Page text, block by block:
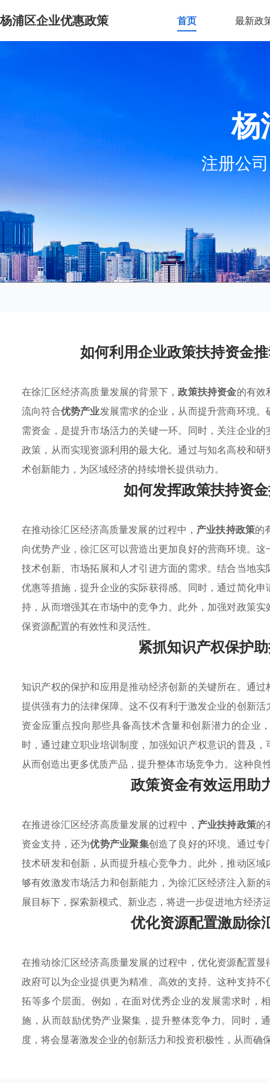
杨浦区企业优惠政策 首页 最新政
杨
注册公
如何利用企业政策扶持资金
在徐汇区经济高质量发展的背景下，政策扶持资金的有效
流向符合优势产业发展需求的企业，从而提升营商环境
需资金，是提升市场活力的关键一环。同时，关注企业
政策，从而实现资源利用的最大化。通过与知名高校和
术创新能力，为区域经济的持续增长提供动力。
如何发挥政策扶持资
在推动徐汇区经济高质量发展的过程中， 产业扶持政策的
向优势产业，徐汇区可以营造出更加良好的营商环境。
技术创新、市场拓展和人才引进方面的需求。结合当地
优惠等措施，提升企业的实际获得感。同时，通过简化
持，从而增强其在市场中的竞争力。此外，加强对政策
保资源配置的有效性和灵活性。
紧抓知识产权保护
知识产权的保护和应用是推动经济创新的关键所在。通
提供强有力的法律保障。这不仅有利于激发企业的创新
资金应重点投向那些具备高技术含量和创新潜力的企业
时，通过建立职业培训制度，加强知识产权意识的普及
从而创造出更多优质产品，提升整体市场竞争力。这种
政策资金有效运用助
在推进徐汇区经济高质量发展的过程中， 产业扶持政策的
资金支持，还为优势产业聚集创造了良好的环境。通过
技术研发和创新，从而提升核心竞争力。此外，推动区
够有效激发市场活力和创新能力，为徐汇区经济注入新
展目标下，探索新模式、新业态，将进一步促进地方经济
优化资源配置激励徐
在推动徐汇区经济高质量发展的过程中，优化资源配置
政府可以为企业提供更为精准、高效的支持。这种支持
拓等多个层面。例如，在面对优秀企业的发展需求时，
施，从而鼓励优势产业聚集，提升整体竞争力。同时，
度，将会显著激发企业的创新活力和投资积极性，从而确